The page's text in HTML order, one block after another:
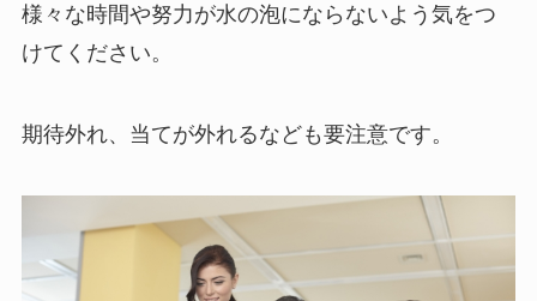
様々な時間や努力が水の泡にならないよう気をつ
けてください。
期待外れ、当てが外れるなども要注意です。